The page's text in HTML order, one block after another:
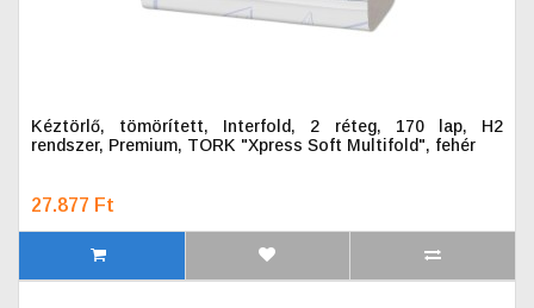
Kéztörlő, tömörített, Interfold, 2 réteg, 170 lap, H2
rendszer, Premium, TORK "Xpress Soft Multifold", fehér
27.877 Ft